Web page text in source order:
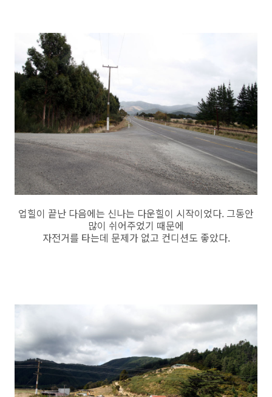
업힐이 끝난 다음에는 신나는 다운힐이 시작이었다. 그동안
많이 쉬어주었기 때문에
자전거를 타는데 문제가 없고 컨디션도 좋았다.